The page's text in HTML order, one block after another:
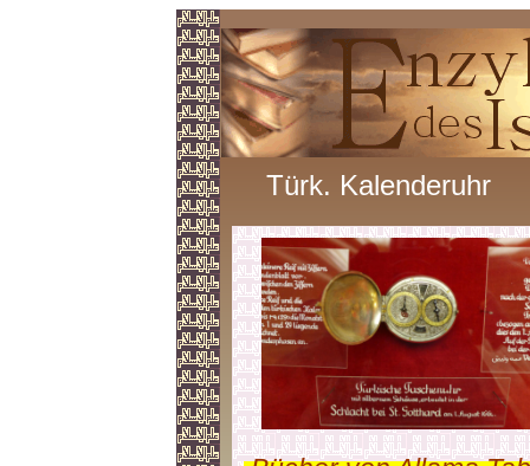
Türk. Kalenderuhr